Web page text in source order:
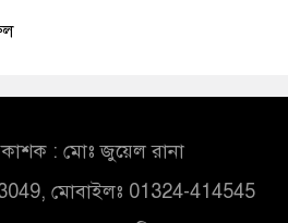
: মোঃ জুয়েল রানা
মোবাইলঃ 01324-414545